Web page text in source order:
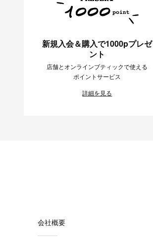
新規入会＆購入で1000pプレゼ
ント
店舗とオンラインブティックで使える
ポイントサービス
詳細を見る
会社概要